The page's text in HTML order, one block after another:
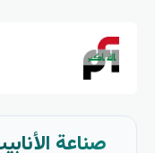
صناعة